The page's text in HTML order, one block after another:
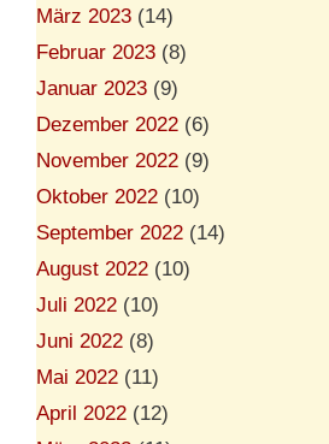
März 2023 (14)
Februar 2023 (8)
Januar 2023 (9)
Dezember 2022 (6)
November 2022 (9)
Oktober 2022 (10)
September 2022 (14)
August 2022 (10)
Juli 2022 (10)
Juni 2022 (8)
Mai 2022 (11)
April 2022 (12)